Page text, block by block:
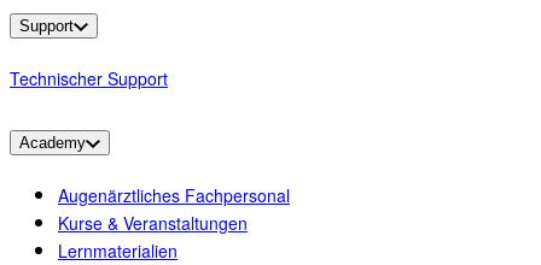
Support
Technischer Support
Academy
Augenärztliches Fachpersonal
Kurse & Veranstaltungen
Lernmaterialien